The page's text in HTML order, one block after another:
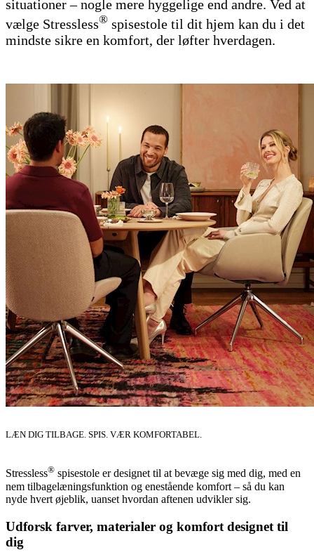
situationer – nogle mere hyggelige end andre. Ved at
vælge Stressless® spisestole til dit hjem kan du i det
mindste sikre en komfort, der løfter hverdagen.
LÆN DIG TILBAGE. SPIS. VÆR KOMFORTABEL.
Stressless® spisestole er designet til at bevæge sig med dig, med en
nem tilbagelæningsfunktion og enestående komfort – så du kan
nyde hvert øjeblik, uanset hvordan aftenen udvikler sig.
Udforsk farver, materialer og komfort designet til
dig